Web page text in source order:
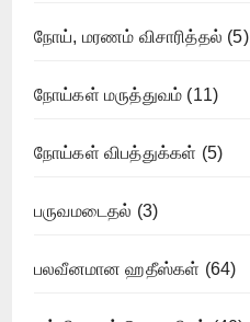
நோய், மரணம் விசாரித்தல் (5)
நோய்கள் மருத்துவம் (11)
நோய்கள் விபத்துக்கள் (5)
பருவமடைதல் (3)
பலவீனமான ஹதீஸ்கள் (64)